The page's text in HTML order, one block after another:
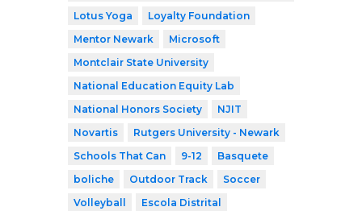
Lotus Yoga
Loyalty Foundation
Mentor Newark
Microsoft
Montclair State University
National Education Equity Lab
National Honors Society
NJIT
Novartis
Rutgers University - Newark
Schools That Can
9-12
Basquete
boliche
Outdoor Track
Soccer
Volleyball
Escola Distrital